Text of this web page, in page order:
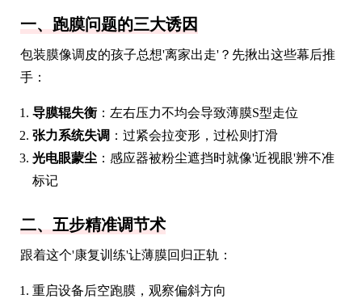
一、跑膜问题的三大诱因
包装膜像调皮的孩子总想'离家出走'？先揪出这些幕后推
手：
导膜辊失衡 ：左右压力不均会导致薄膜S型走位
张力系统失调 ：过紧会拉变形，过松则打滑
光电眼蒙尘 ：感应器被粉尘遮挡时就像'近视眼'辨不准
标记
二、五步精准调节术
跟着这个'康复训练'让薄膜回归正轨：
重启设备后空跑膜，观察偏斜方向